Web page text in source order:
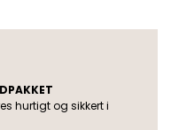
hurtigt og sikkert i